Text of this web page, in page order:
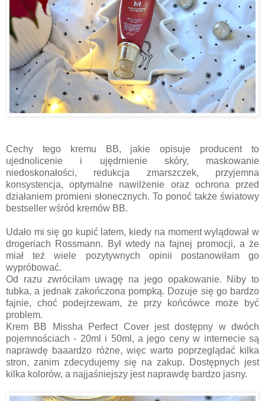
Cechy tego kremu BB, jakie opisuje producent to
ujednolicenie i ujędrnienie skóry, maskowanie
niedoskonałości, redukcja zmarszczek, przyjemna
konsystencja, optymalne nawilżenie oraz ochrona przed
działaniem promieni słonecznych. To ponoć także światowy
bestseller wśród kremów BB.
Udało mi się go kupić latem, kiedy na moment wylądował w
drogeriach Rossmann. Był wtedy na fajnej promocji, a że
miał też wiele pozytywnych opinii postanowiłam go
wypróbować.
Od razu zwróciłam uwagę na jego opakowanie. Niby to
tubka, a jednak zakończona pompką. Dozuje się go bardzo
fajnie, choć podejrzewam, że przy końcówce może być
problem.
Krem BB Missha Perfect Cover jest dostępny w dwóch
pojemnościach - 20ml i 50ml, a jego ceny w internecie są
naprawdę baaardzo różne, więc warto poprzeglądać kilka
stron, zanim zdecydujemy się na zakup. Dostępnych jest
kilka kolorów, a najjaśniejszy jest naprawdę bardzo jasny.